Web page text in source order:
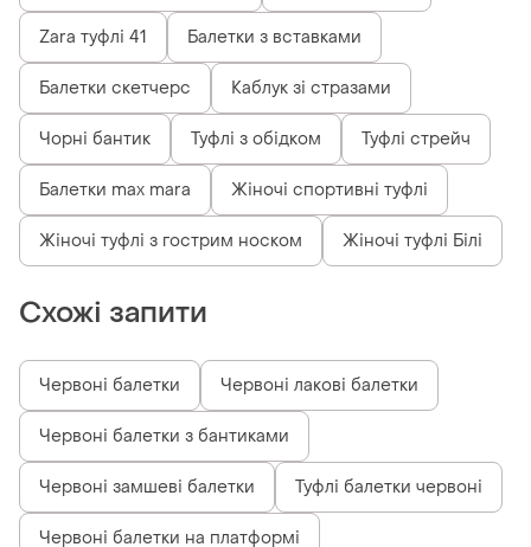
Zara туфлі 41 Балетки з вставками
Балетки скетчерс Каблук зі стразами
Чорні бантик Туфлі з обідком Туфлі стрейч
Балетки max mara Жіночі спортивні туфлі
Жіночі туфлі з гострим носком Жіночі туфлі Білі
Схожі запити
Червоні балетки Червоні лакові балетки
Червоні балетки з бантиками
Червоні замшеві балетки Туфлі балетки червоні
Червоні балетки на платформі